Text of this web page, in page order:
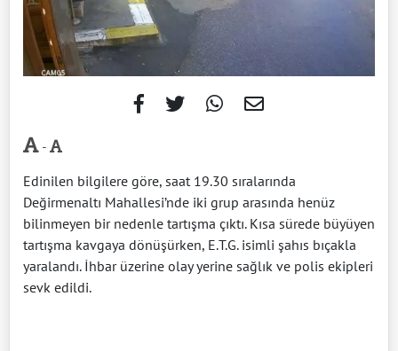
-
Edinilen bilgilere göre, saat 19.30 sıralarında
Değirmenaltı Mahallesi’nde iki grup arasında henüz
bilinmeyen bir nedenle tartışma çıktı. Kısa sürede büyüyen
tartışma kavgaya dönüşürken, E.T.G. isimli şahıs bıçakla
yaralandı. İhbar üzerine olay yerine sağlık ve polis ekipleri
sevk edildi.